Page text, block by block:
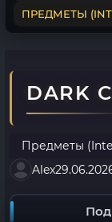
ПРЕДМЕТЫ
DARK
Предметы
Alex